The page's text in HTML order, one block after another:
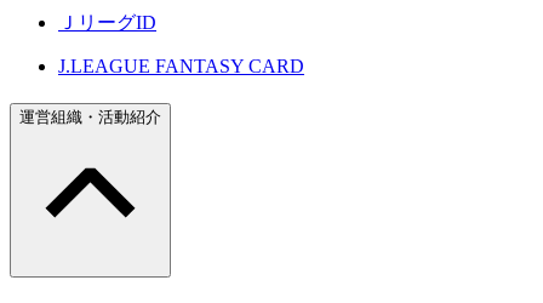
ＪリーグID
J.LEAGUE FANTASY CARD
運営組織・活動紹介